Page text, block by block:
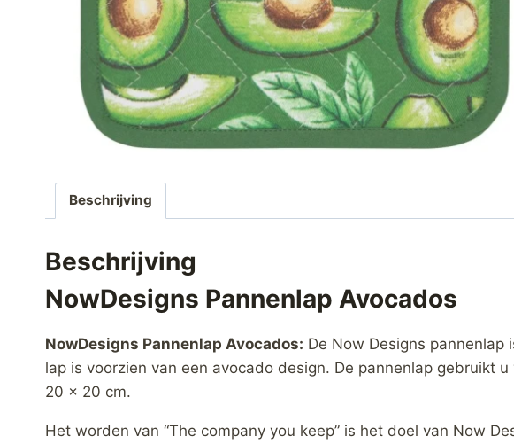
Beschrijving
Beschrijving
NowDesigns Pannenlap Avocados
NowDesigns Pannenlap Avocados: De Now Designs
lap is voorzien van een avocado design. De pannenlap gebruikt
20 x 20 cm.
Het worden van “The company you keep” is het doel van Now